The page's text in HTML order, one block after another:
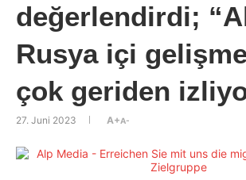
değerlendirdi;
Rusya içi
çok geriden
27. Juni 2023 A+A-